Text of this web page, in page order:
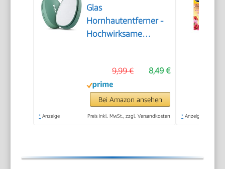
Glas
Hornhautentferner -
Hochwirksame
Professionelle
Fußpflege sicher &
schnell Zur
Hornhautentfernung
8,49 €
9,99 €
Bei Amazon ansehen
* Anzeige Preis inkl. MwSt., zzgl. Versandkosten * Anzeige